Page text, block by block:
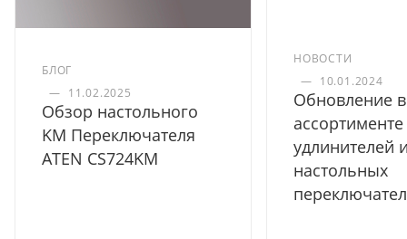
БЛОГ
— 11.02.2025
Обзор настольного
KM Переключателя
ATEN CS724KM
НОВОСТИ
— 10.01.2024
Обновление в
удлинителей
настольных